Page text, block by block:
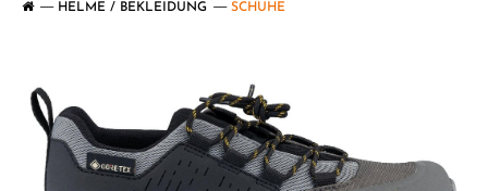
HELME / BEKLEIDUNG SCHUHE